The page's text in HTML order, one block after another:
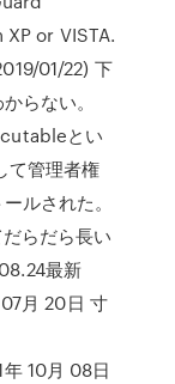
or VISTA.
01/22) 下
らない。
とい
て管理者権
ルされた。
らだら長い
最新
月 20日 寸
10月 08日